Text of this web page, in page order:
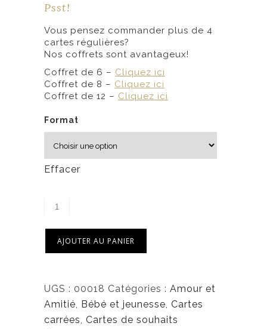
,
5
0
$
6
5
Psst!
Vous pensez commander plus de 4
cartes régulières?
Nos coffrets sont avantageux!
Coffret de 6 – Cliquez ici
Coffret de 8 – Cliquez ici
Coffret de 12 – Cliquez ici
Format
Effacer
AJOUTER AU PANIER
UGS : 00018 Catégories : Amour et
Amitié, Bébé et jeunesse, Cartes
carrées, Cartes de souhaits